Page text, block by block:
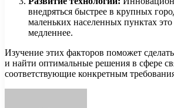
внедряться быстрее в крупных
маленьких населенных пунктах
медленнее.
Изучение этих факторов поможет
и найти оптимальные решения в сфере
соответствующие конкретным